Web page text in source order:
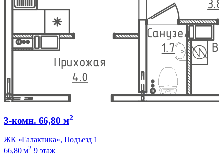
3-комн. 66,80 м2
ЖК «Галактика», Подъезд 1
66,80 м2 9 этаж